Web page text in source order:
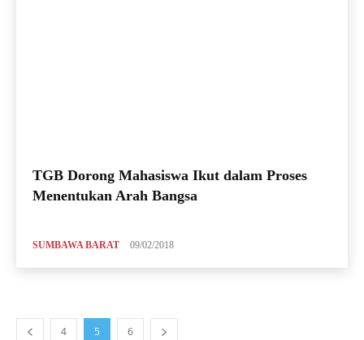
TGB Dorong Mahasiswa Ikut dalam Proses
Menentukan Arah Bangsa
SUMBAWA BARAT 09/02/2018
4 5 6